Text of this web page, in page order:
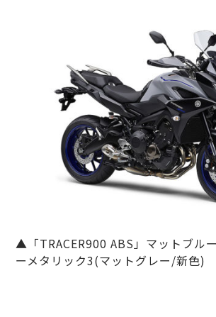
▲「TRACER900 ABS」マットブル
ーメタリック3(マットグレー/新色)